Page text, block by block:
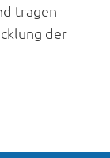
tragen
der